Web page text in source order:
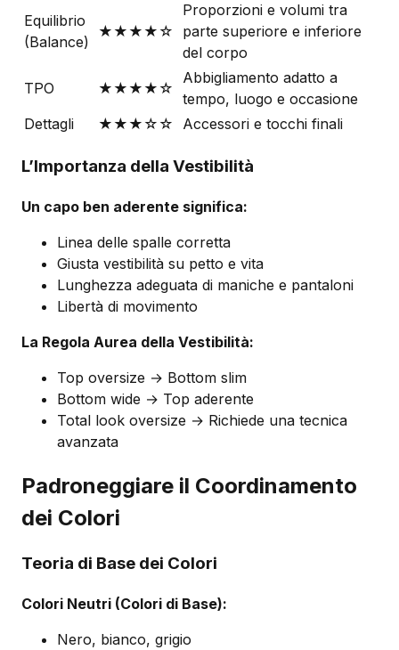
Equilibrio
(Balance)
★★★★☆
Proporzioni e volumi tra
parte superiore e inferiore
del corpo
TPO
★★★★☆
Abbigliamento adatto a
tempo, luogo e occasione
Dettagli
★★★☆☆ Accessori e tocchi finali
L’Importanza della Vestibilità
Un capo ben aderente significa:
Linea delle spalle corretta
Giusta vestibilità su petto e vita
Lunghezza adeguata di maniche e pantaloni
Libertà di movimento
La Regola Aurea della Vestibilità:
Top oversize → Bottom slim
Bottom wide → Top aderente
Total look oversize → Richiede una tecnica
avanzata
Padroneggiare il Coordinamento
dei Colori
Teoria di Base dei Colori
Colori Neutri (Colori di Base):
Nero, bianco, grigio